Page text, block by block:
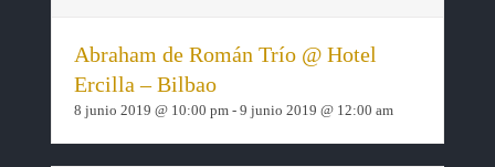
Abraham de Román Trío @ Hotel
Ercilla – Bilbao
8 junio 2019 @ 10:00 pm- 9 junio 2019 @ 12:00 am